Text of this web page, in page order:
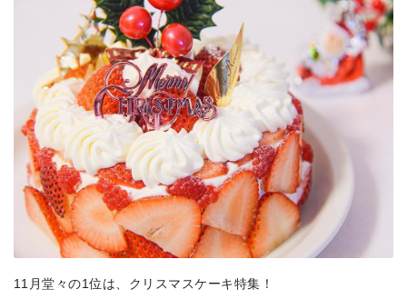
11月堂々の1位は、クリスマスケーキ特集！